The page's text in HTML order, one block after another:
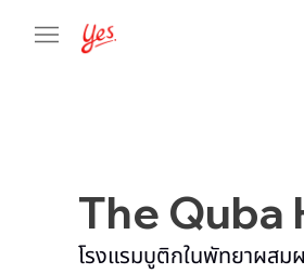
The Quba
โรงแรมบูติกในพัทยาผสม